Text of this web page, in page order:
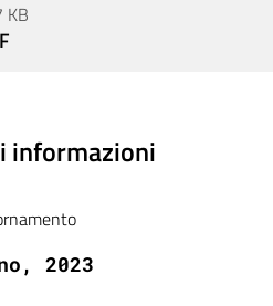
KB
informazioni
2023